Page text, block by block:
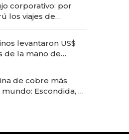
corporativo: por
los viajes de
en experiencias
levantaron US$
de la mano de
de cobre más
Escondida, el